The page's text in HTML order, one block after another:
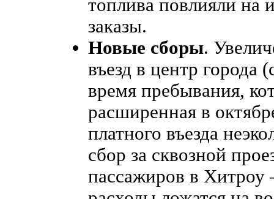
топлива повлияли на
заказы.
Новые сборы.
въезд в центр города
время пребывания,
расширенная в
платного въезда
сбор за сквозной
пассажиров в